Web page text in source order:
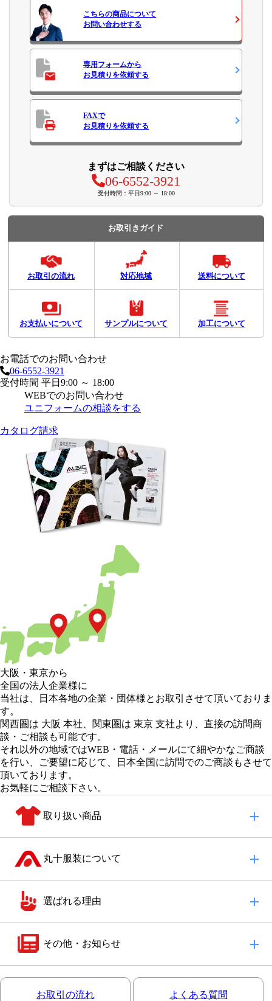
こちらの商品について
お問い合わせする
専用フォームから
お見積り を依頼する
FAXで
お見積り を依頼する
まずはご相談ください
06-6552-3921
受付時間：平日9:00 ～ 18:00
お取引きガイド
お取引の流れ 対応地域 送料について
お支払いについて サンプルについて 加工について
お電話でのお問い合わせ
06-6552-3921
受付時間 平日9:00 ～ 18:00
WEBでのお問い合わせ
ユニフォームの相談をする
カタログ請求
大阪 ・ 東京から
全国の法人企業様に
当社は、日本各地の企業・団体様とお取引させて頂いておりま
す。
関西圏は 大阪 本社、 関東圏は 東京 支社より、直接の訪問商
談・ご相談も可能です。
それ以外の地域ではWEB・電話・メールにて細やかなご商談
を行い、
ご要望に応じて、日本全国に訪問でのご商談もさせて
頂いております。
お気軽にご相談下さい。
取り扱い商品
丸十服装について
選ばれる理由
その他・お知らせ
お取引の流れ よくある質問